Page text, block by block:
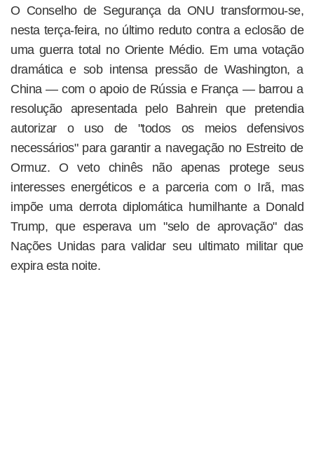
O Conselho de Segurança da ONU transformou-se,
nesta terça-feira, no último reduto contra a eclosão de
uma guerra total no Oriente Médio. Em uma votação
dramática e sob intensa pressão de Washington, a
China — com o apoio de Rússia e França — barrou a
resolução apresentada pelo Bahrein que pretendia
autorizar o uso de "todos os meios defensivos
necessários" para garantir a navegação no Estreito de
Ormuz. O veto chinês não apenas protege seus
interesses energéticos e a parceria com o Irã, mas
impõe uma derrota diplomática humilhante a Donald
Trump, que esperava um "selo de aprovação" das
Nações Unidas para validar seu ultimato militar que
expira esta noite.